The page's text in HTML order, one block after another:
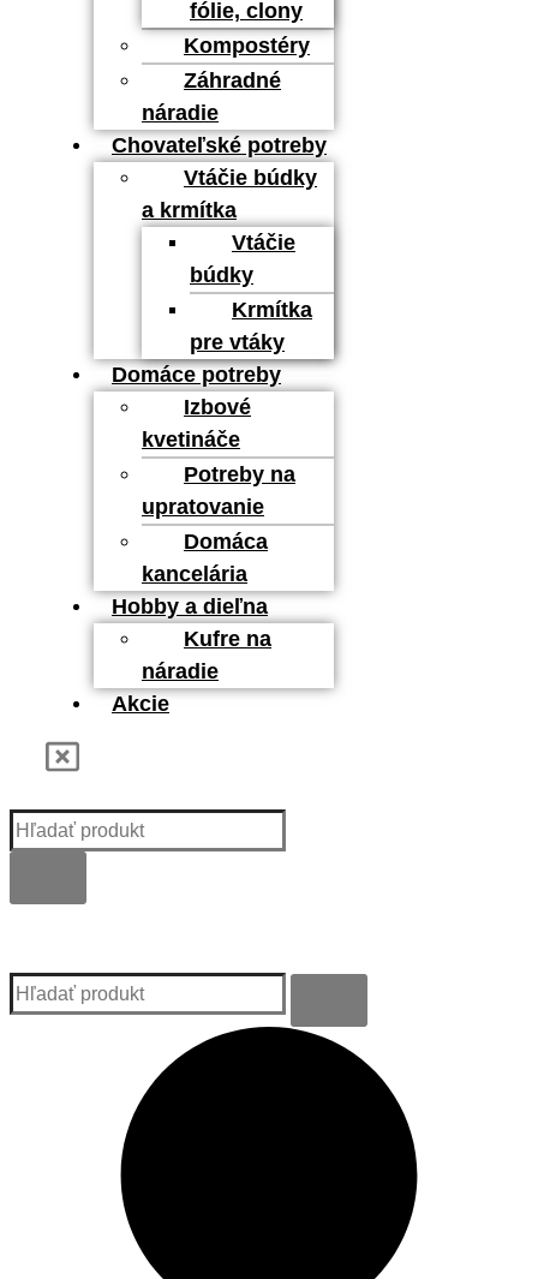
fólie, clony
Kompostéry
Záhradné
náradie
Chovateľské potreby
Vtáčie búdky
a krmítka
Vtáčie
búdky
Krmítka
pre vtáky
Domáce potreby
Izbové
kvetináče
Potreby na
upratovanie
Domáca
kancelária
Hobby a dieľna
Kufre na
náradie
Akcie